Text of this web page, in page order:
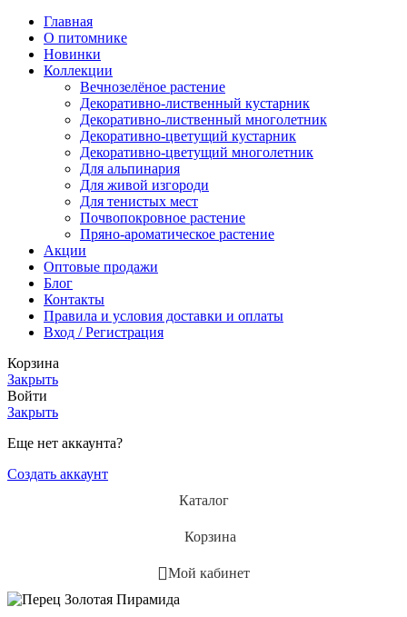
Главная
О питомнике
Новинки
Коллекции
Вечнозелёное растение
Декоративно-лиственный кустарник
Декоративно-лиственный многолетник
Декоративно-цветущий кустарник
Декоративно-цветущий многолетник
Для альпинария
Для живой изгороди
Для тенистых мест
Почвопокровное растение
Пряно-ароматическое растение
Акции
Оптовые продажи
Блог
Контакты
Правила и условия доставки и оплаты
Вход / Регистрация
Корзина
Закрыть
Войти
Закрыть
Еще нет аккаунта?
Создать аккаунт
Каталог
Корзина
Мой кабинет